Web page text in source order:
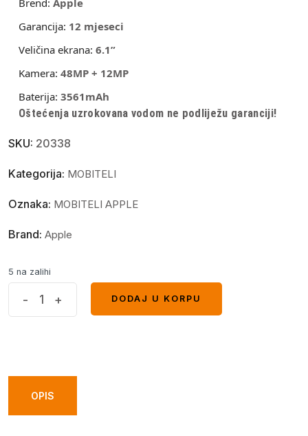
Garancija: 12 mjeseci
Veličina ekrana: 6.1”
Kamera: 48MP + 12MP
Baterija: 3561mAh
Oštećenja uzrokovana vodom ne podliježu garanciji!
SKU: 20338
Kategorija: MOBITELI
Oznaka: MOBITELI APPLE
Brand: Apple
5 na zalihi
quantity
- +
DODAJ U KORPU
OPIS